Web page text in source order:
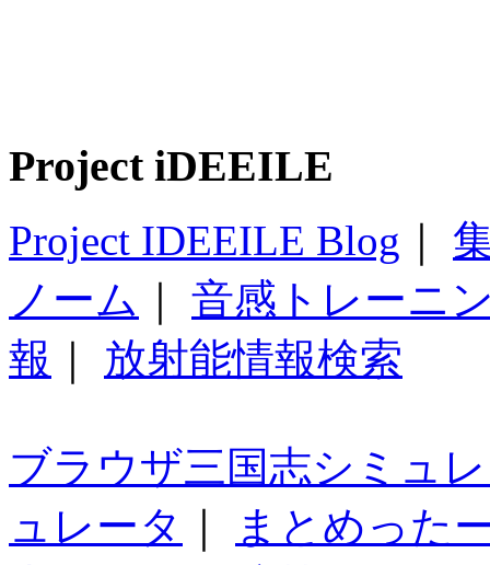
Project iDEEILE
Project IDEEILE Blog
ノーム
音感トレーニ
報
放射能情報検索
ブラウザ三国志シミュ
ュレータ
まとめった